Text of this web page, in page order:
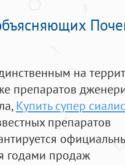
на
препаратов
, Купить супер
препаратов
годами продаж